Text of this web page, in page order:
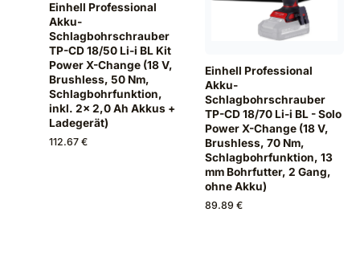
Einhell Professional
Akku-
Schlagbohrschrauber
TP-CD 18/50 Li-i BL Kit
Power X-Change (18 V,
Brushless, 50 Nm,
Schlagbohrfunktion,
inkl. 2x 2,0 Ah Akkus +
Ladegerät)
112.67 €
Einhell Professional
Akku-
Schlagbohrschrauber
TP-CD 18/70 Li-i BL - Solo
Power X-Change (18 V,
Brushless, 70 Nm,
Schlagbohrfunktion, 13
mm Bohrfutter, 2 Gang,
ohne Akku)
89.89 €